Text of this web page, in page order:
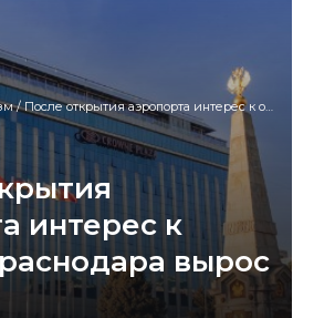
/После открытия аэропорта интерес к отелям Краснодара вырос в 3 раза
интерес к
вырос